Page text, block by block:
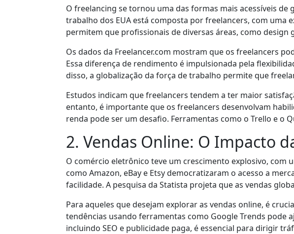
O freelancing se tornou uma das formas mais acessíveis
trabalho dos EUA está composta por freelancers, com
permitem que profissionais de diversas áreas, como
Os dados da Freelancer.com mostram que os freelancers
Essa diferença de rendimento é impulsionada pela
disso, a globalização da força de trabalho permite que
Estudos indicam que freelancers tendem a ter maior
entanto, é importante que os freelancers desenvolvam
renda pode ser um desafio. Ferramentas como o Trello e o
2. Vendas Online: O Impacto
O comércio eletrônico teve um crescimento explosivo, com
como Amazon, eBay e Etsy democratizaram o acesso a
facilidade. A pesquisa da Statista projeta que as vendas
Para aqueles que desejam explorar as vendas online, é
tendências usando ferramentas como Google Trends
incluindo SEO e publicidade paga, é essencial para dirigir